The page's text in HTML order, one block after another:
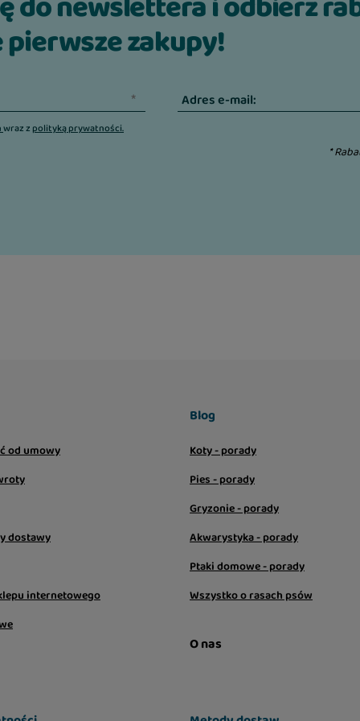
postaci,
– sprzyjające
smaku,
pierwsze zakupy!
Adres e-mail:
wraz zpolityką prywatności.
*
od umowy
dostawy
internetowego
Blog
Koty - porady
Pies - porady
Gryzonie - porady
Akwarystyka - porady
Ptaki domowe - porady
Wszystko o rasach psów
O nas